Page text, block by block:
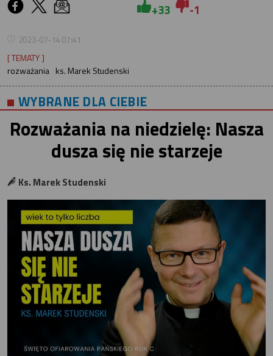
+33 -1
2023-07-14 07:41
[ TEMATY ]
rozważania ks. Marek Studenski
WYBRANE DLA CIEBIE
Rozważania na niedzielę: Nasza
dusza się nie starzeje
Ks. Marek Studenski